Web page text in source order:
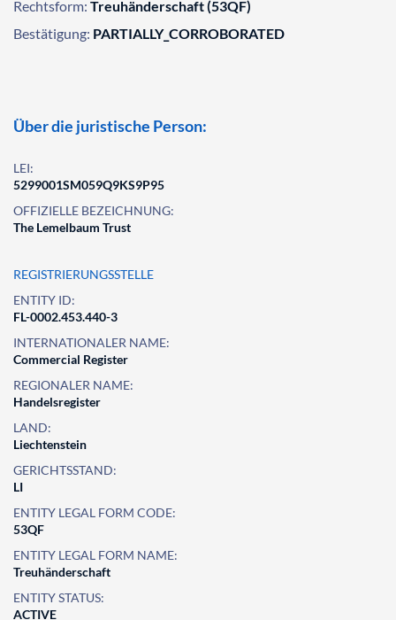
Rechtsform: Treuhänderschaft (53QF)
Bestätigung: PARTIALLY_CORROBORATED
Über die juristische Person:
LEI:
5299001SM059Q9KS9P95
OFFIZIELLE BEZEICHNUNG:
The Lemelbaum Trust
REGISTRIERUNGSSTELLE
ENTITY ID:
FL-0002.453.440-3
INTERNATIONALER NAME:
Commercial Register
REGIONALER NAME:
Handelsregister
LAND:
Liechtenstein
GERICHTSSTAND:
LI
ENTITY LEGAL FORM CODE:
53QF
ENTITY LEGAL FORM NAME:
Treuhänderschaft
ENTITY STATUS:
ACTIVE